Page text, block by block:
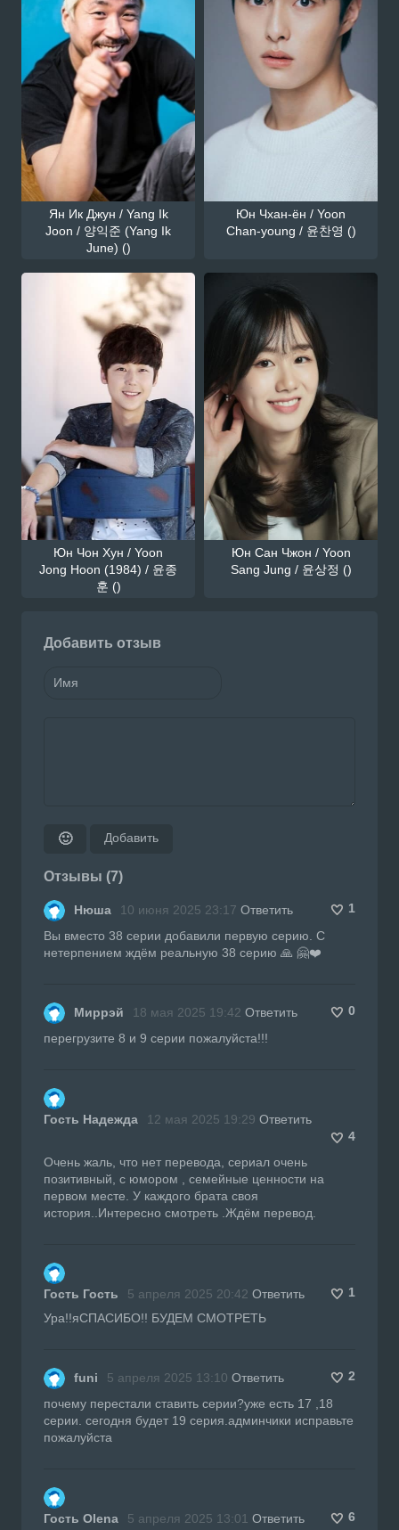
Ян Ик Джун / Yang Ik
Joon / 양익준 (Yang Ik
June) ()
Юн Чхан-ён / Yoon
Chan-young / 윤찬영 ()
Юн Чон Хун / Yoon
Jong Hoon (1984) / 윤종
훈 ()
Юн Сан Чжон / Yoon
Sang Jung / 윤상정 ()
Добавить отзыв
🙂 Добавить
Отзывы (7)
Нюша 10 июня 2025 23:17 Ответить
1
Вы вместо 38 серии добавили первую серию. С
нетерпением ждём реальную 38 серию 🙏 🤗❤️
Миррэй 18 мая 2025 19:42 Ответить
0
перегрузите 8 и 9 серии пожалуйста!!!
Гость Надежда 12 мая 2025 19:29 Ответить
4
Очень жаль, что нет перевода, сериал очень
позитивный, с юмором , семейные ценности на
первом месте. У каждого брата своя
история..Интересно смотреть .Ждём перевод.
Гость Гость 5 апреля 2025 20:42 Ответить
1
Ура!!яСПАСИБО!! БУДЕМ СМОТРЕТЬ
funi 5 апреля 2025 13:10 Ответить
2
почему перестали ставить серии?уже есть 17 ,18
серии. сегодня будет 19 серия.админчики исправьте
пожалуйста
Гость Olena 5 апреля 2025 13:01 Ответить 6